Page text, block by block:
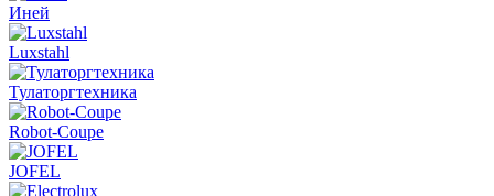
Иней
Luxstahl
Тулаторгтехника
Robot-Coupe
JOFEL